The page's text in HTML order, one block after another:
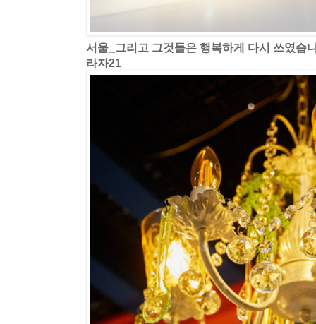
서울_그리고 그것들은 행복하게 다시 쓰였습
라자21